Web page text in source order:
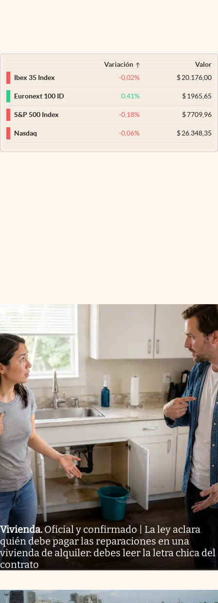
Variación
Valor
Ibex 35 Index
-0,02% $20.176,00
Euronext 100 ID 0,41% $1965,65
S&P 500 Index -0,18% $7709,96
Nasdaq -0,06% $26.348,35
Vivienda. Oficial y confirmado | La ley aclara
quién debe pagar las reparaciones en una
vivienda de alquiler: debes leer la letra chica del
contrato